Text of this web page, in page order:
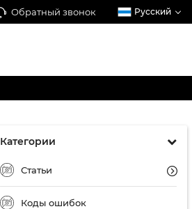
Обратный звонок Русский
Категории
Статьи
Коды ошибок